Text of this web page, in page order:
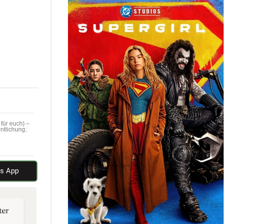
euch) –
App